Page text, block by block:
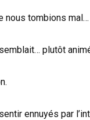
nous tombions mal…
plutôt
ennuyés par